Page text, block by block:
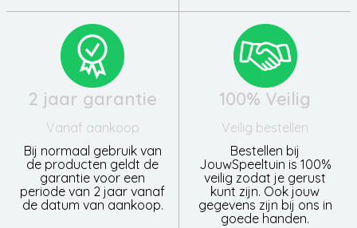
2 jaar garantie
Vanaf aankoop
Bij normaal gebruik van
de producten geldt de
garantie voor een
periode van 2 jaar vanaf
de datum van aankoop.
100% Veilig
Veilig bestellen
Bestellen bij
JouwSpeeltuin is 100%
veilig zodat je gerust
kunt zijn. Ook jouw
gegevens zijn bij ons in
goede handen.